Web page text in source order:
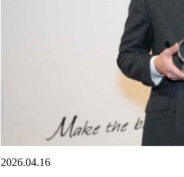
2026.04.16